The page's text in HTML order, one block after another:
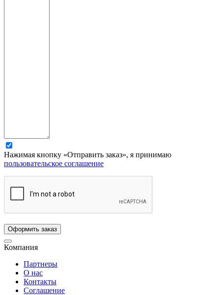
Нажимая кнопку «Отправить заказ», я принимаю
пользовательское соглашение
Компания
Партнеры
О нас
Контакты
Соглашение